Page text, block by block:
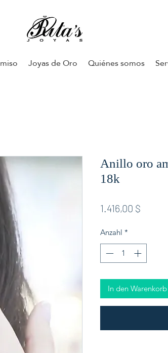
Joyas de Oro Quiénes somos
Anillo oro
18k
1.416,00 $
Anzahl *
In den Warenkorb